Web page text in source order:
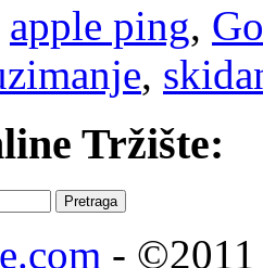
apple ping,
,
Tržište:
- ©2011